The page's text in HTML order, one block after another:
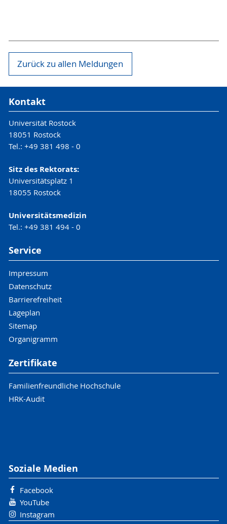
Zurück zu allen Meldungen
Kontakt
Universität Rostock
18051 Rostock
Tel.: +49 381 498 - 0
Sitz des Rektorats:
Universitätsplatz 1
18055 Rostock
Universitätsmedizin
Tel.: +49 381 494 - 0
Service
Impressum
Datenschutz
Barrierefreiheit
Lageplan
Sitemap
Organigramm
Zertifikate
Familienfreundliche Hochschule
HRK-Audit
Soziale Medien
Facebook
YouTube
Instagram